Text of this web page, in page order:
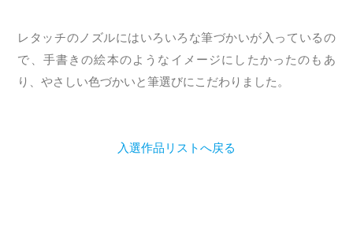
レタッチのノズルにはいろいろな筆づかいが入っているの
で、手書きの絵本のようなイメージにしたかったのもあ
り、やさしい色づかいと筆選びにこだわりました。
入選作品リストへ戻る